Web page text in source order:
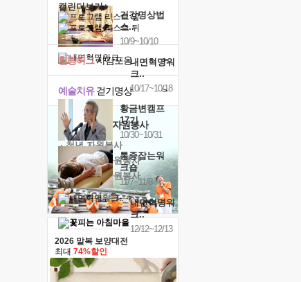
건강명상법
스..
10/9~10/10
내면혁명워
크..
10/17~10/18
황금변캠프
17기
10/30~10/31
통증잡는워
크숍
11/7~11/8
내면혁명워
크..
12/12~12/13
캘린더보기+
예술치유걷기명상 >
힐링허그사감포옹 >
'옹달샘의 꽃' 자원봉사
· 청년 자원봉사
· 금빛청년 자원봉사
· 음식연구 자원봉사
2026 말복 보양대전
최대 74%할인